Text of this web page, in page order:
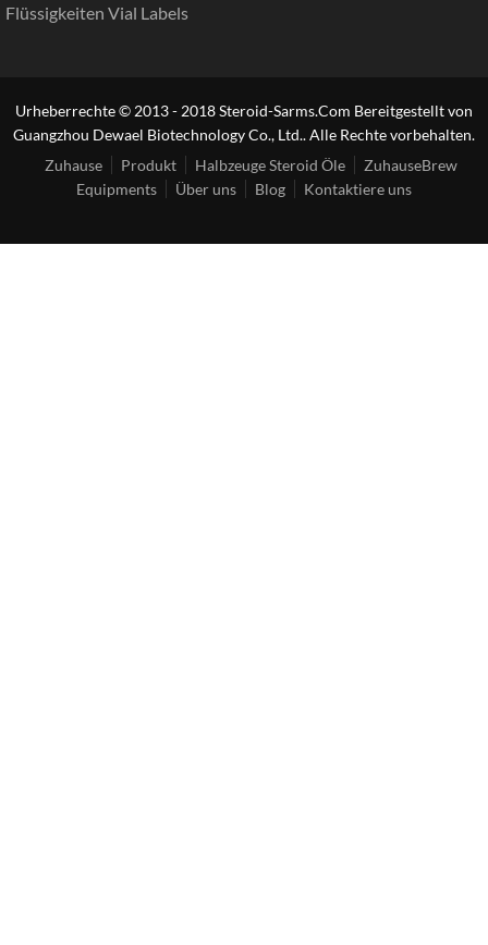
Flüssigkeiten Vial Labels
Urheberrechte © 2013 - 2018 Steroid-Sarms.Com Bereitgestellt von
Guangzhou Dewael Biotechnology Co., Ltd.. Alle Rechte vorbehalten.
Zuhause
Produkt Halbzeuge Steroid Öle
ZuhauseBrew
Equipments
Über uns Blog Kontaktiere uns